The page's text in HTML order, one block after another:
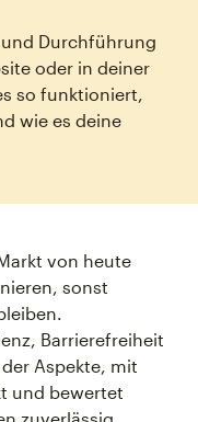
Durchführung
oder in deiner
so funktioniert,
wie es deine
von heute
sonst
Barrierefreiheit
Aspekte, mit
und bewertet